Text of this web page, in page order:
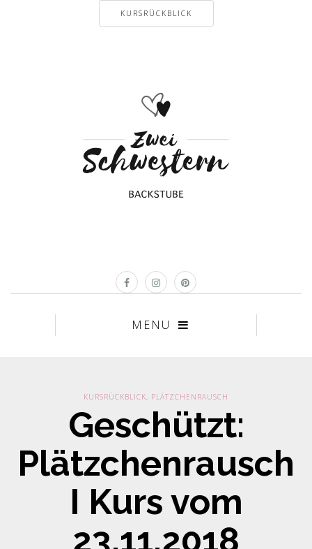
KURSRÜCKBLICK
MENU
KURSRÜCKBLICK, PLÄTZCHENRAUSCH
Geschützt:
Plätzchenrausch
I Kurs vom
23.11.2018